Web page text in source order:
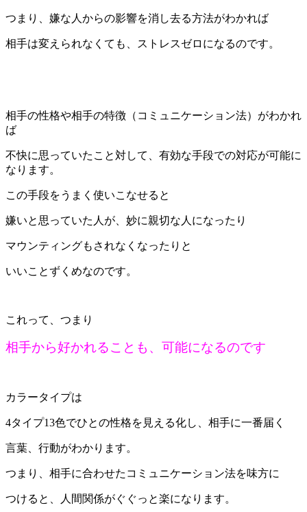
つまり、嫌な人からの影響を消し去る方法がわかれば
相手は変えられなくても、ストレスゼロになるのです。
相手の性格や相手の特徴（コミュニケーション法）がわかれ
ば
不快に思っていたこと対して、有効な手段での対応が可能に
なります。
この手段をうまく使いこなせると
嫌いと思っていた人が、妙に親切な人になったり
マウンティングもされなくなったりと
いいことずくめなのです。
これって、つまり
相手から好かれることも、可能になるのです
カラータイプは
4タイプ13色でひとの性格を見える化し、相手に一番届く
言葉、行動がわかります。
つまり、相手に合わせたコミュニケーション法を味方に
つけると、人間関係がぐぐっと楽になります。